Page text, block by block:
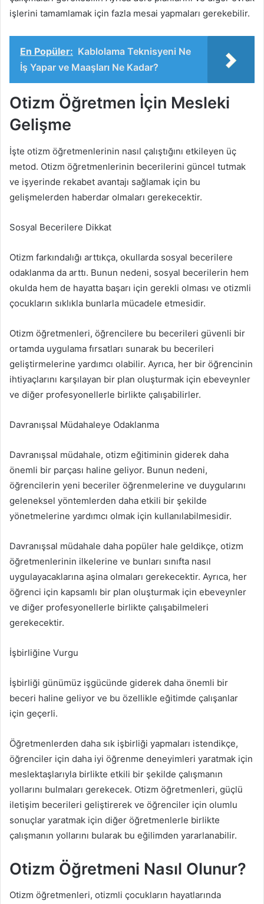
işlerini tamamlamak için fazla mesai yapmaları gerekebilir.
En Popüler: Kablolama Teknisyeni Ne
İş Yapar ve Maaşları Ne Kadar?
Otizm Öğretmen İçin Mesleki
Gelişme
İşte otizm öğretmenlerinin nasıl çalıştığını etkileyen üç
metod. Otizm öğretmenlerinin becerilerini güncel tutmak
ve işyerinde rekabet avantajı sağlamak için bu
gelişmelerden haberdar olmaları gerekecektir.
Sosyal Becerilere Dikkat
Otizm farkındalığı arttıkça, okullarda sosyal becerilere
odaklanma da arttı. Bunun nedeni, sosyal becerilerin hem
okulda hem de hayatta başarı için gerekli olması ve otizmli
çocukların sıklıkla bunlarla mücadele etmesidir.
Otizm öğretmenleri, öğrencilere bu becerileri güvenli bir
ortamda uygulama fırsatları sunarak bu becerileri
geliştirmelerine yardımcı olabilir. Ayrıca, her bir öğrencinin
ihtiyaçlarını karşılayan bir plan oluşturmak için ebeveynler
ve diğer profesyonellerle birlikte çalışabilirler.
Davranışsal Müdahaleye Odaklanma
Davranışsal müdahale, otizm eğitiminin giderek daha
önemli bir parçası haline geliyor. Bunun nedeni,
öğrencilerin yeni beceriler öğrenmelerine ve duygularını
geleneksel yöntemlerden daha etkili bir şekilde
yönetmelerine yardımcı olmak için kullanılabilmesidir.
Davranışsal müdahale daha popüler hale geldikçe, otizm
öğretmenlerinin ilkelerine ve bunları sınıfta nasıl
uygulayacaklarına aşina olmaları gerekecektir. Ayrıca, her
öğrenci için kapsamlı bir plan oluşturmak için ebeveynler
ve diğer profesyonellerle birlikte çalışabilmeleri
gerekecektir.
İşbirliğine Vurgu
İşbirliği günümüz işgücünde giderek daha önemli bir
beceri haline geliyor ve bu özellikle eğitimde çalışanlar
için geçerli.
Öğretmenlerden daha sık işbirliği yapmaları istendikçe,
öğrenciler için daha iyi öğrenme deneyimleri yaratmak için
meslektaşlarıyla birlikte etkili bir şekilde çalışmanın
yollarını bulmaları gerekecek. Otizm öğretmenleri, güçlü
iletişim becerileri geliştirerek ve öğrenciler için olumlu
sonuçlar yaratmak için diğer öğretmenlerle birlikte
çalışmanın yollarını bularak bu eğilimden yararlanabilir.
Otizm Öğretmeni Nasıl Olunur?
Otizm öğretmenleri, otizmli çocukların hayatlarında